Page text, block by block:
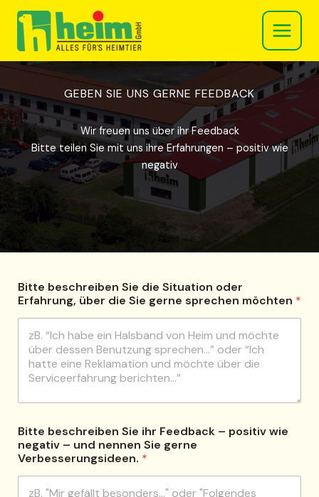
Zum
Inhalt
springen
GEBEN SIE UNS GERNE FEEDBACK
Wir freuen uns über ihr Feedback
Bitte teilen Sie mit uns ihre Erfahrungen – positiv wie
negativ
Bitte beschreiben Sie die Situation oder
Erfahrung, über die Sie gerne sprechen möchten *
Bitte beschreiben Sie ihr Feedback – positiv wie
negativ – und nennen Sie gerne
Verbesserungsideen. *